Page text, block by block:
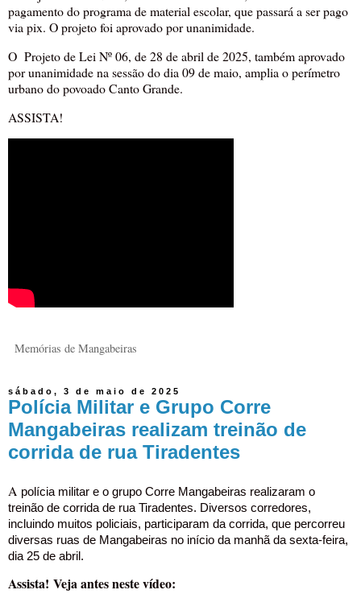
pagamento do programa de material escolar, que passará a ser pago
via pix. O projeto foi aprovado por unanimidade.
O Projeto de Lei Nº 06, de 28 de abril de 2025, também aprovado
por unanimidade na sessão do dia 09 de maio, amplia o perímetro
urbano do povoado Canto Grande.
ASSISTA!
Memórias de Mangabeiras
sábado, 3 de maio de 2025
Polícia Militar e Grupo Corre
Mangabeiras realizam treinão de
corrida de rua Tiradentes
A polícia militar e o grupo Corre Mangabeiras realizaram o
treinão de corrida de rua Tiradentes. Diversos corredores,
incluindo muitos policiais, participaram da corrida, que percorreu
diversas ruas de Mangabeiras no início da manhã da sexta-feira,
dia 25 de abril.
Assista! Veja antes neste vídeo: